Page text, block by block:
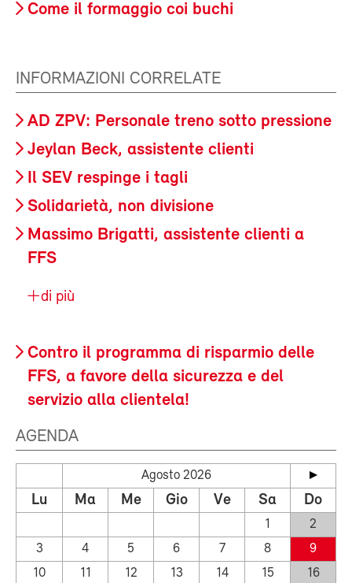
Come il formaggio coi buchi
INFORMAZIONI CORRELATE
AD ZPV: Personale treno sotto pressione
Jeylan Beck, assistente clienti
Il SEV respinge i tagli
Solidarietà, non divisione
Massimo Brigatti, assistente clienti a
FFS
di più
Contro il programma di risparmio delle
FFS, a favore della sicurezza e del
servizio alla clientela!
AGENDA
Agosto 2026
Lu Ma Me Gio Ve Sa Do
1
2
3
4 5 6 7 8
9
10
11 12 13 14 15
16